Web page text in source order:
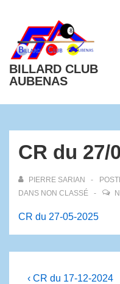
BILLARD CLUB
AUBENAS
CR du 27/
PIERRE SARIAN
DANS NON CLASSÉ
CR du 27-05-2025
‹ CR du 17-12-2024